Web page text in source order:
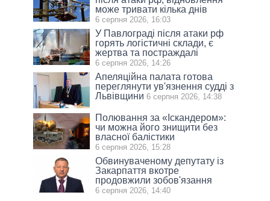
може тривати кілька днів
6 серпня 2026, 16:03
У Павлограді після атаки рф
горять логістичні склади, є
жертва та постраждалі
6 серпня 2026, 14:26
Апеляційна палата готова
переглянути ув'язнення судді з
Львівщини 6 серпня 2026, 14:38
Полювання за «Іскандером»:
чи можна його знищити без
власної балістики
6 серпня 2026, 15:28
Обвинуваченому депутату із
Закарпаття вкотре
продовжили зобов'язання
6 серпня 2026, 14:40